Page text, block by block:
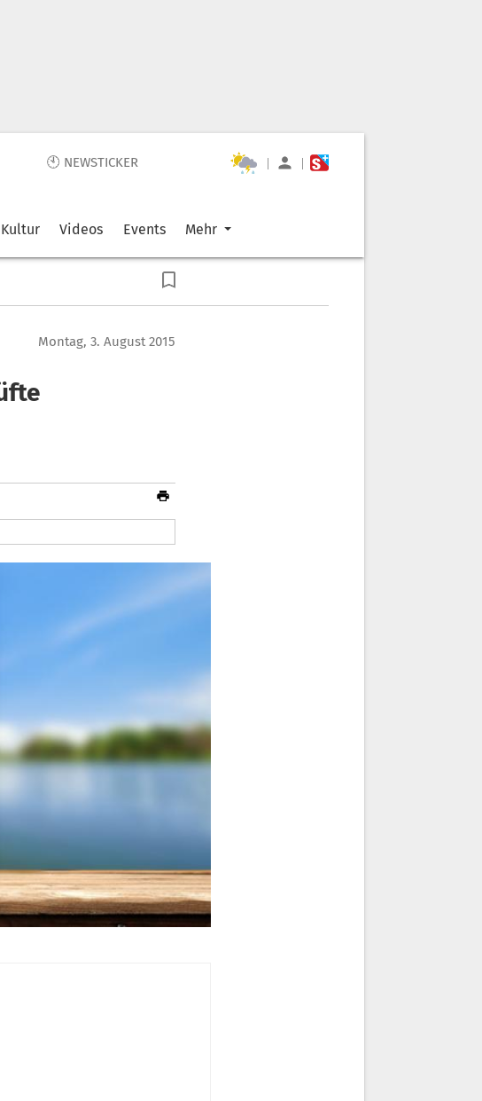
🕙 NEWSTICKER | |
Kultur Videos Events Mehr
Montag, 3. August 2015